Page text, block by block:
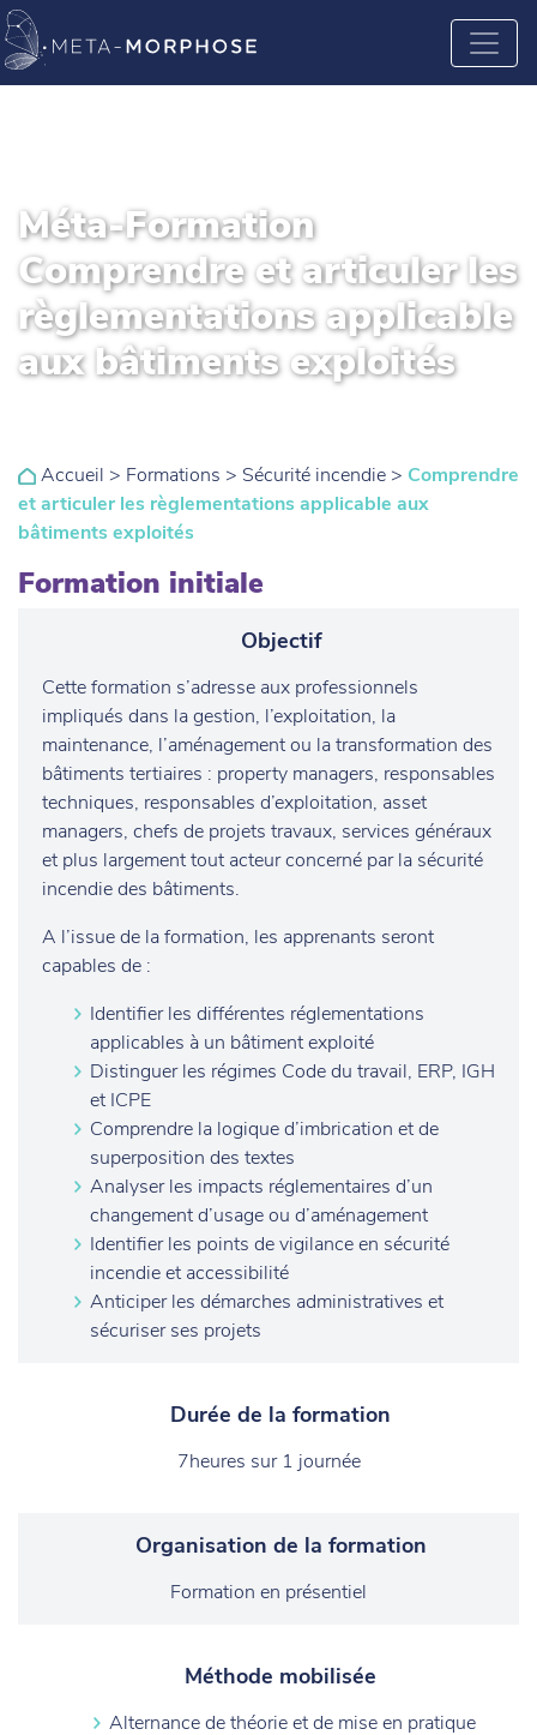
Méta-Formation
Comprendre et articuler les
règlementations applicable
aux bâtiments exploités
Accueil > Formations > Sécurité incendie> Comprendre
et articuler les règlementations applicable aux
bâtiments exploités
Formation initiale
Objectif
Cette formation s’adresse aux professionnels
impliqués dans la gestion, l’exploitation, la
maintenance, l’aménagement ou la transformation des
bâtiments tertiaires : property managers, responsables
techniques, responsables d’exploitation, asset
managers, chefs de projets travaux, services généraux
et plus largement tout acteur concerné par la sécurité
incendie des bâtiments.
A l’issue de la formation, les apprenants seront
capables de :
Identifier les différentes réglementations
applicables à un bâtiment exploité
Distinguer les régimes Code du travail, ERP, IGH
et ICPE
Comprendre la logique d’imbrication et de
superposition des textes
Analyser les impacts réglementaires d’un
changement d’usage ou d’aménagement
Identifier les points de vigilance en sécurité
incendie et accessibilité
Anticiper les démarches administratives et
sécuriser ses projets
Durée de la formation
7heures sur 1 journée
Organisation de la formation
Formation en présentiel
Méthode mobilisée
Alternance de théorie et de mise en pratique